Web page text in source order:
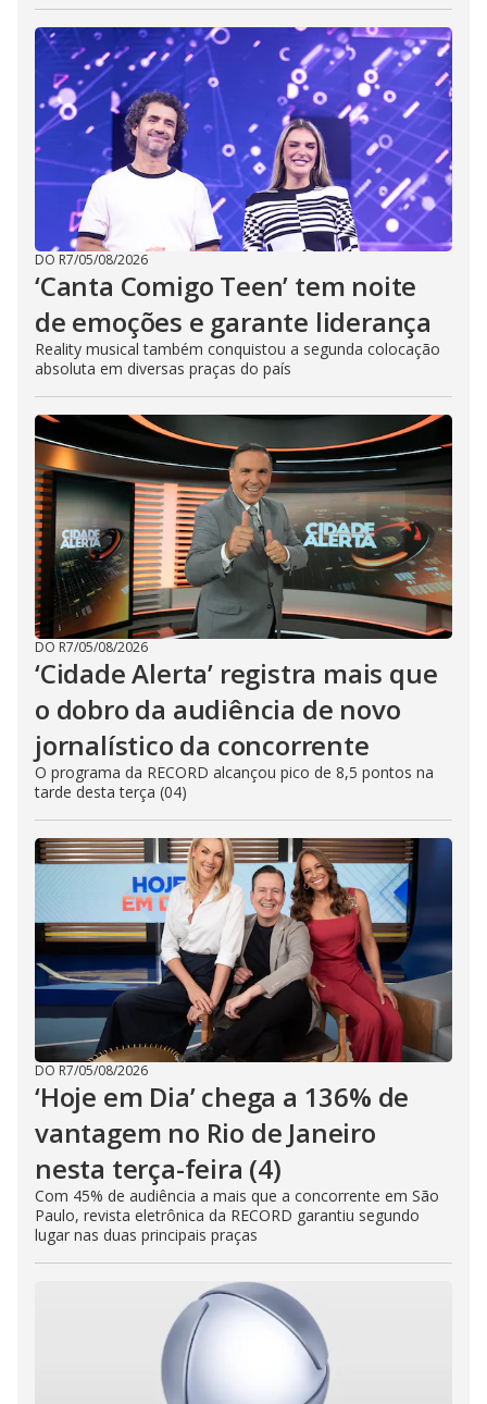
DO R7/05/08/2026
‘Canta Comigo Teen’ tem noite
de emoções e garante liderança
Reality musical também conquistou a segunda colocação
absoluta em diversas praças do país
DO R7/05/08/2026
‘Cidade Alerta’ registra mais que
o dobro da audiência de novo
jornalístico da concorrente
O programa da RECORD alcançou pico de 8,5 pontos na
tarde desta terça (04)
DO R7/05/08/2026
‘Hoje em Dia’ chega a 136% de
vantagem no Rio de Janeiro
nesta terça-feira (4)
Com 45% de audiência a mais que a concorrente em São
Paulo, revista eletrônica da RECORD garantiu segundo
lugar nas duas principais praças